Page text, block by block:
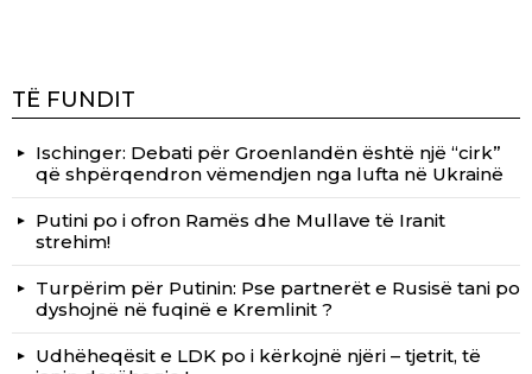
TË FUNDIT
Ischinger: Debati për Groenlandën është një “cirk”
që shpërqendron vëmendjen nga lufta në Ukrainë
Putini po i ofron Ramës dhe Mullave të Iranit
strehim!
Turpërim për Putinin: Pse partnerët e Rusisë tani po
dyshojnë në fuqinë e Kremlinit ?
Udhëheqësit e LDK po i kërkojnë njëri – tjetrit, të